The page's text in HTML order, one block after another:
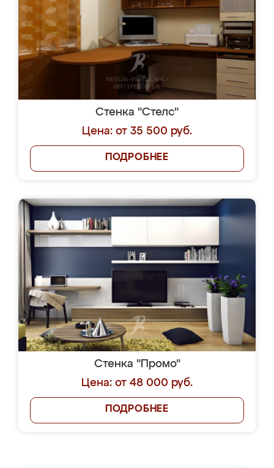
Стенка "Стелс"
Цена: от 35 500 руб.
ПОДРОБНЕЕ
Стенка "Промо"
Цена: от 48 000 руб.
ПОДРОБНЕЕ